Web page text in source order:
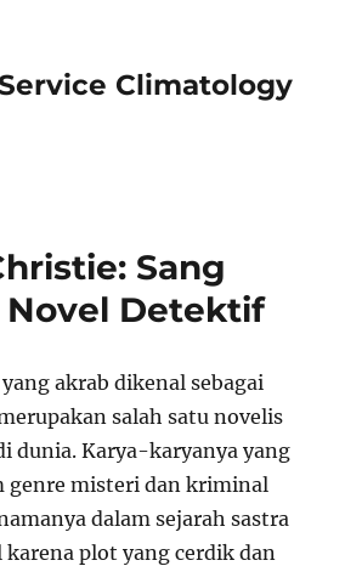
Climatology
Sang
Novel Detektif
akrab dikenal sebagai
salah satu novelis
dunia. Karya-karyanya yang
genre misteri dan kriminal
dalam sejarah sastra
plot yang cerdik dan